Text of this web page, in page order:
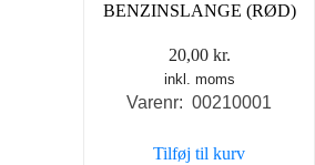
BENZINSLANGE (RØD)
20,00 kr.
inkl. moms
Varenr: 00210001
Tilføj til kurv